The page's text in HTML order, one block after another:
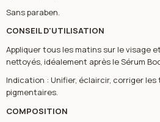
Sans paraben.
CONSEIL D'UTILISATION
Appliquer tous les matins sur le visage
nettoyés, idéalement après le Sérum
Indication : Unifier, éclaircir, corriger
pigmentaires.
COMPOSITION